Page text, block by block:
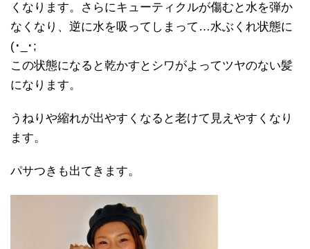
くなります。さらにキューティクルが傷むと水を弾か
なくなり、逆に水を吸ってしまって…水ぶくれ状態に
(･_･;
この状態になると乾かすとシワがよってツヤのない髪
になります。
うねりや縮れが出やすくなると老けて見えやすくなり
ます。
パサつきも出てきます。